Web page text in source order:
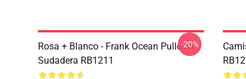
Rosa + Blanco - Frank Ocean Pullover
Sudadera RB1211
-20%